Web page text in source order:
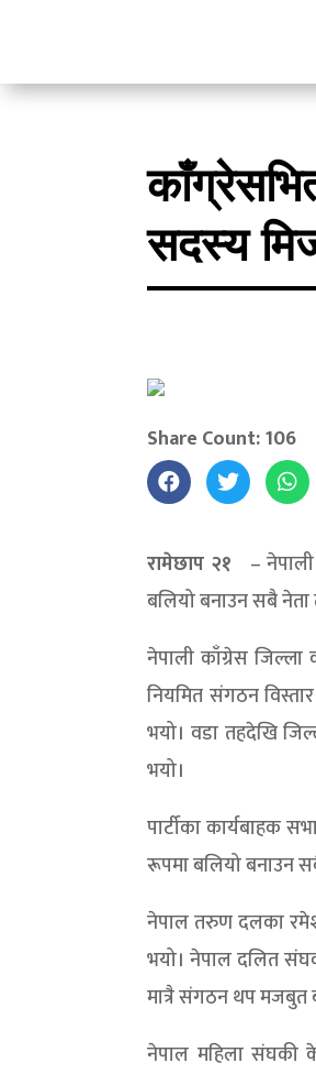
सदस्य
Share Count: 106
रामेछाप २१
–
बलियो बनाउन सबै नेता
नेपाली काँग्रेस जिल्ला
नियमित संगठन
भयो। वडा तहदेखि
भयो।
पार्टीका कार्यबाहक
रूपमा बलियो बनाउन
नेपाल तरुण दलका रमेश
भयो। नेपाल दलित
मात्रै संगठन थप मजबुत
नेपाल महिला संघकी